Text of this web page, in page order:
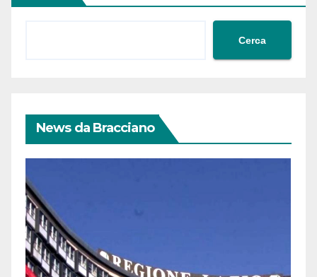
Cerca
News da Bracciano